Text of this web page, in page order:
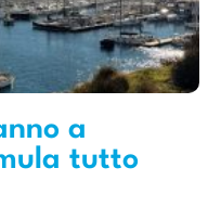
a
tutto